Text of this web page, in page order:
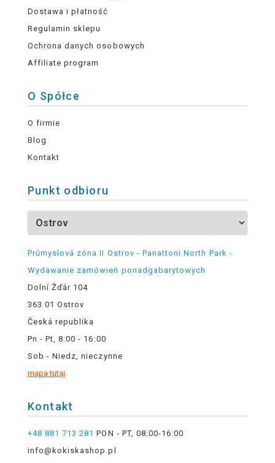
Dostawa i płatność
Regulamin sklepu
Ochrona danych osobowych
Affiliate program
O Spółce
O firmie
Blog
Kontakt
Punkt odbioru
Průmyslová zóna II Ostrov - Panattoni North Park -
Wydawanie zamówień ponadgabarytowych
Dolní Žďár 104
363 01 Ostrov
Česká republika
Pn - Pt, 8:00 - 16:00
Sob - Niedz, nieczynne
mapa tutaj
Kontakt
+48 881 713 281 PON - PT, 08:00-16:00
info@kokiskashop.pl